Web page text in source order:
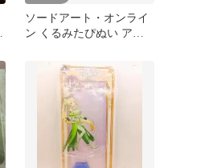
ソードアート・オンライ
ン くるみたぴぬい アス